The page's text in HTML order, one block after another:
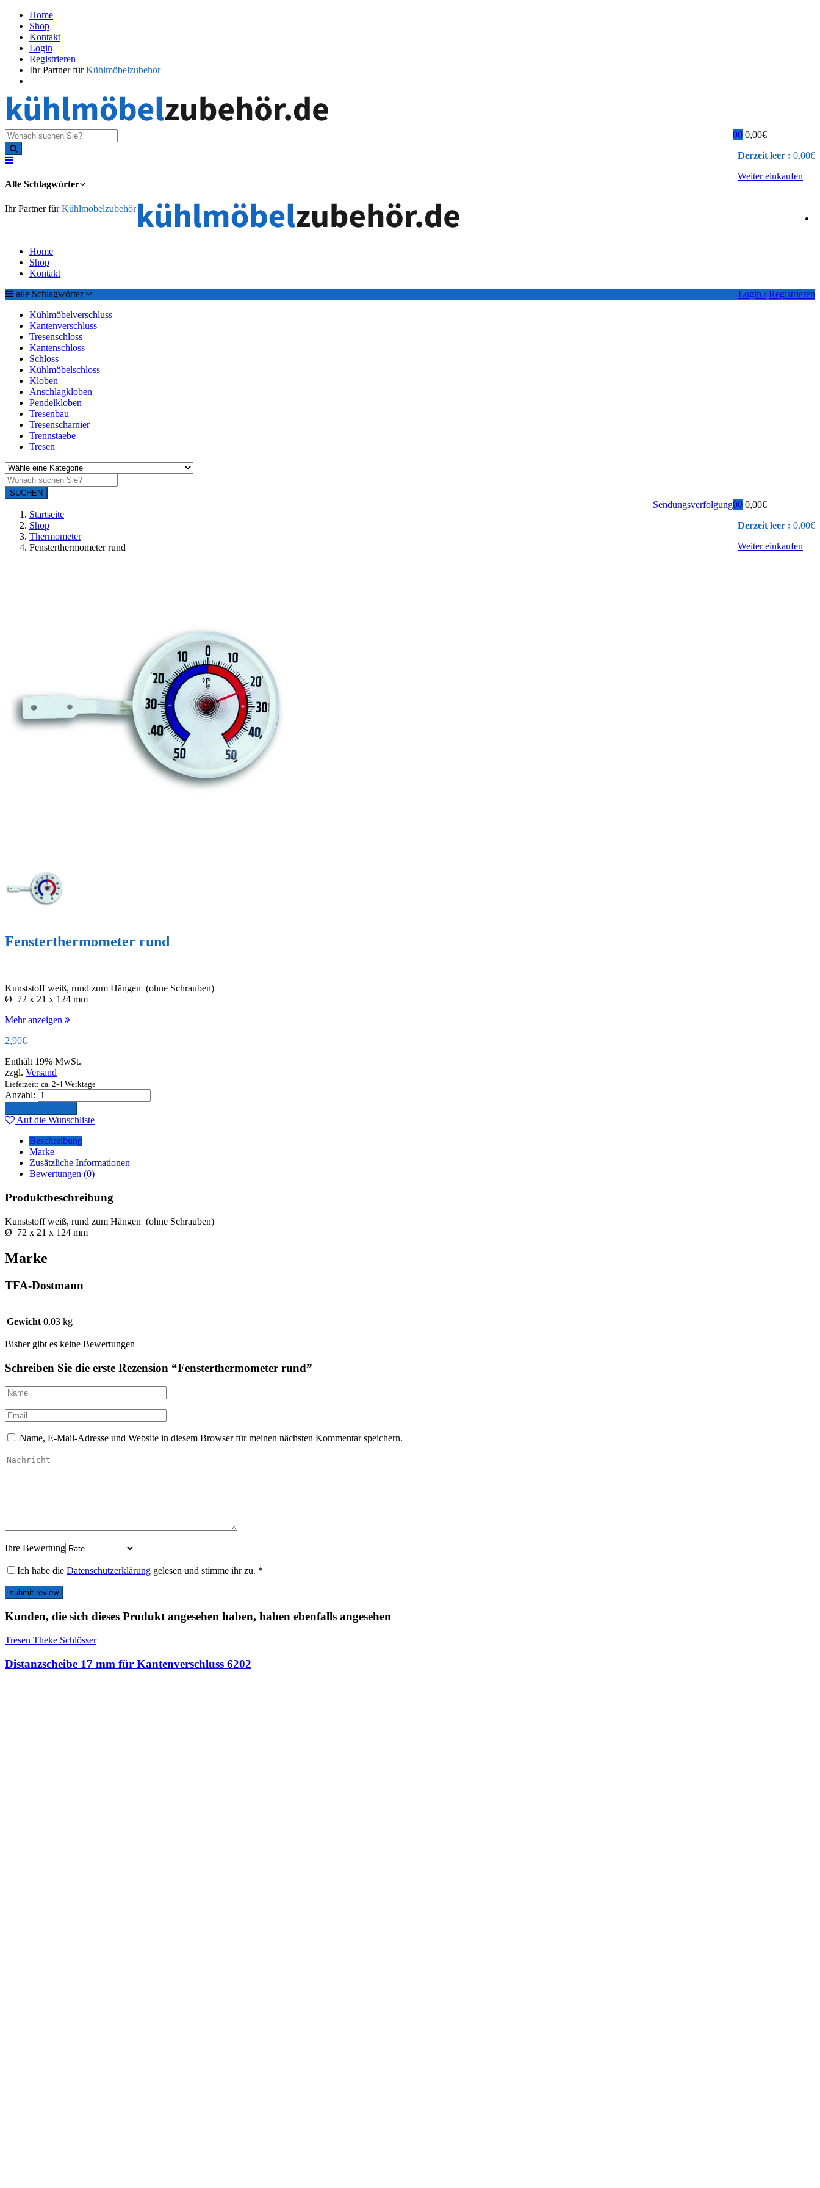
Home
Shop
Kontakt
Login
Registrieren
Ihr Partner fürKühlmöbelzubehör
0 0,00€
Derzeit leer : 0,00€
Weiter einkaufen
0
Alle Schlagwörter
Ihr Partner fürKühlmöbelzubehör
Home
Shop
Kontakt
Login / Registrieren
alle Schlagwörter
Kühlmöbelverschluss
Kantenverschluss
Tresenschloss
Kantenschloss
Schloss
Kühlmöbelschloss
Kloben
Anschlagkloben
Pendelkloben
Tresenbau
Tresenscharnier
Trennstaebe
Tresen
SUCHEN
0 0,00€
Derzeit leer : 0,00€
Weiter einkaufen
0
Sendungsverfolgung
Startseite
Shop
Thermometer
Fensterthermometer rund
Fensterthermometer rund
Kunststoff weiß, rund zum Hängen (ohne Schrauben)
Ø 72 x 21 x 124 mm
Mehr anzeigen
2,90€
Enthält 19% MwSt.
zzgl. Versand
Lieferzeit: ca. 2-4 Werktage
Anzahl:
Auf die Wunschliste
Beschreibung
Marke
Zusätzliche Informationen
Bewertungen (0)
Produktbeschreibung
Kunststoff weiß, rund zum Hängen (ohne Schrauben)
Ø 72 x 21 x 124 mm
Marke
TFA-Dostmann
Gewicht 0,03 kg
Bisher gibt es keine Bewertungen
Schreiben Sie die erste Rezension “Fensterthermometer rund”
Name, E-Mail-Adresse und Website in diesem Browser für meinen nächsten Kommentar speichern.
Ihre Bewertung
Ich habe die Datenschutzerklärung gelesen und stimme ihr zu. *
Kunden, die sich dieses Produkt angesehen haben, haben ebenfalls angesehen
Tresen Theke Schlösser
Distanzscheibe 17 mm für Kantenverschluss 6202